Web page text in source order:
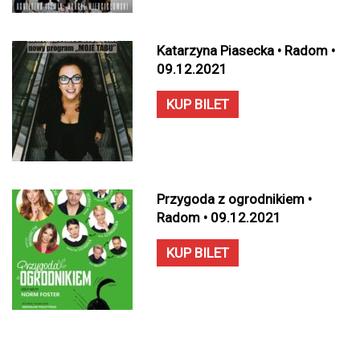
Katarzyna Piasecka • Radom •
09.12.2021
KUP BILET
Przygoda z ogrodnikiem •
Radom • 09.12.2021
KUP BILET